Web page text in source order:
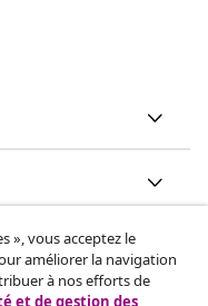
», vous acceptez le
améliorer la navigation
à nos efforts de
et de gestion des